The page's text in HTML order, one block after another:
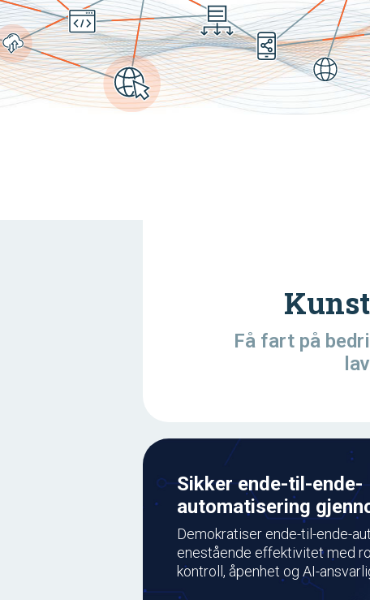
Få fart på
Sikker ende-til-ende-
automatisering
Demokratiser ende-til-ende-
enestående effektivitet med
kontroll, åpenhet og AI-